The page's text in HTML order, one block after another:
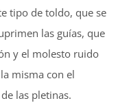
tipo de toldo, que se
las guías, que
y el molesto ruido
misma con el
las pletinas.